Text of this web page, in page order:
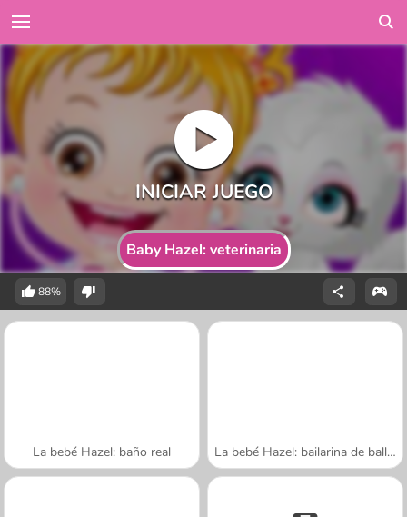
Baby Hazel: veterinaria
88%
La bebé Hazel: baño real La bebé Hazel: bailarina de ballet